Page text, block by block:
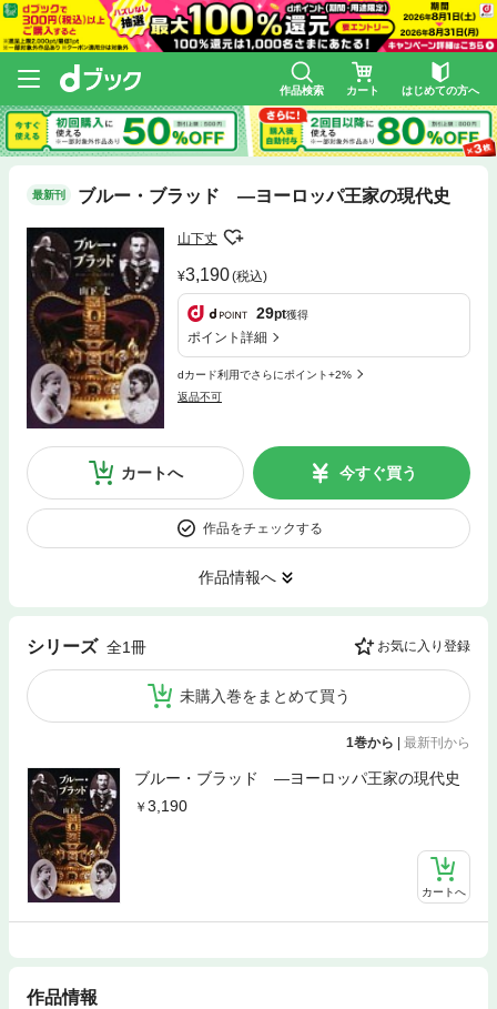
作品検索 カート はじめての方へ
最新刊 ブルー・ブラッド ―ヨーロッパ王家の現代史
山下丈
3,190(税込)
29pt獲得
ポイント詳細
dカード利用でさらにポイント+2%
返品不可
カートへ 今すぐ買う
作品をチェックする
作品情報へ
シリーズ 全1冊 お気に入り登録
未購入巻をまとめて買う
1巻から 最新刊から
ブルー・ブラッド ―ヨーロッパ王家の現代史
3,190
カートへ
作品情報